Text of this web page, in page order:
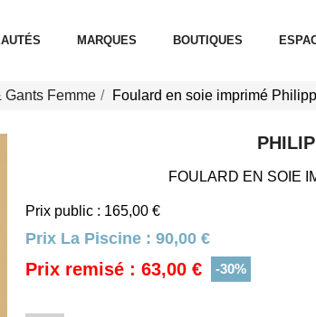
MARQUES BOUTIQUES
Gants Femme Foulard en soie imprimé
FOULARD EN SOIE
Prix public : 165,00 €
Prix La Piscine : 90,00 €
Prix remisé : 63,00 € -30%